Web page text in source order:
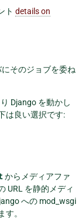
ト details on
そのジョブを委ね
Django を動かし
は良い選択です:
からメディアファ
URL を静的メディ
への mod_wsgi
。